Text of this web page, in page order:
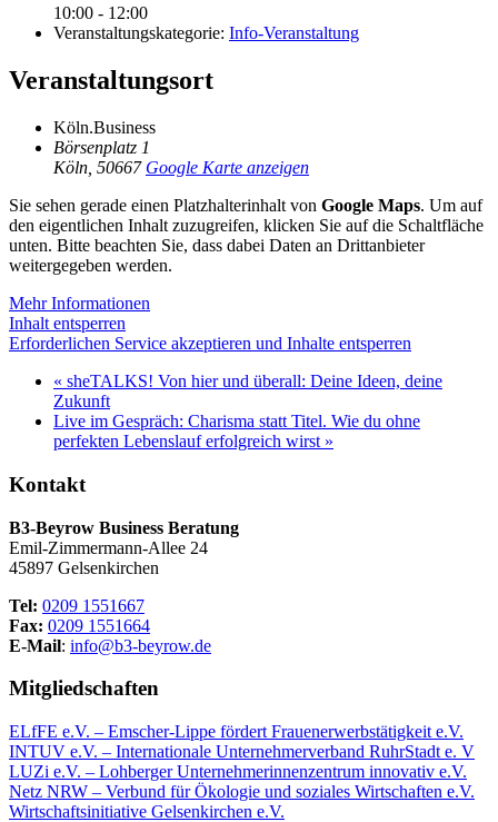
10:00 - 12:00
Veranstaltungskategorie: Info-Veranstaltung
Veranstaltungsort
Köln.Business
Börsenplatz 1
Köln 50667 Google Karte anzeigen
Sie sehen gerade einen Platzhalterinhalt von Google Maps. Um auf
den eigentlichen Inhalt zuzugreifen, klicken Sie auf die Schaltfläche
unten. Bitte beachten Sie, dass dabei Daten an Drittanbieter
weitergegeben werden.
Mehr Informationen
Inhalt entsperren
Erforderlichen Service akzeptieren und Inhalte entsperren
« sheTALKS! Von hier und überall: Deine Ideen, deine
Zukunft
Live im Gespräch: Charisma statt Titel. Wie du ohne
perfekten Lebenslauf erfolgreich wirst »
Kontakt
B3-Beyrow Business Beratung
Emil-Zimmermann-Allee 24
45897 Gelsenkirchen
Tel: 0209 1551667
Fax: 0209 1551664
E-Mail: info@b3-beyrow.de
Mitgliedschaften
ELfFE e.V. – Emscher-Lippe fördert Frauenerwerbstätigkeit e.V.
INTUV e.V. – Internationale Unternehmerverband RuhrStadt e. V
LUZi e.V. – Lohberger Unternehmerinnenzentrum innovativ e.V.
Netz NRW – Verbund für Ökologie und soziales Wirtschaften e.V.
Wirtschaftsinitiative Gelsenkirchen e.V.